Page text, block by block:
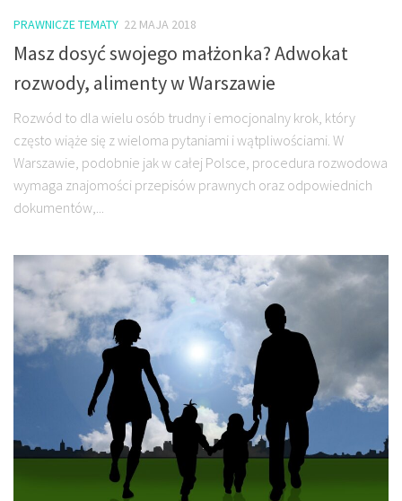
PRAWNICZE TEMATY 22 MAJA 2018
Masz dosyć swojego małżonka? Adwokat
rozwody, alimenty w Warszawie
Rozwód to dla wielu osób trudny i emocjonalny krok, który
często wiąże się z wieloma pytaniami i wątpliwościami. W
Warszawie, podobnie jak w całej Polsce, procedura rozwodowa
wymaga znajomości przepisów prawnych oraz odpowiednich
dokumentów,...